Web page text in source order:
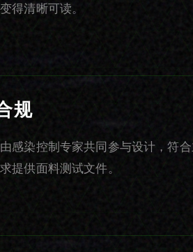
得清晰可读。
规
感染控制专家共同参与设计，符
提供面料测试文件。